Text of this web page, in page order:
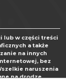
lub w części treści
a także
na innych
bez
naruszenia
na drodze